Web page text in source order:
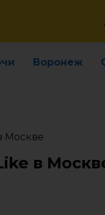
Воронеж
Москве
в